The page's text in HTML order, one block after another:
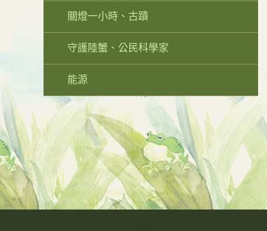
關燈一小時、古蹟
守護陸蟹、公民科學家
能源